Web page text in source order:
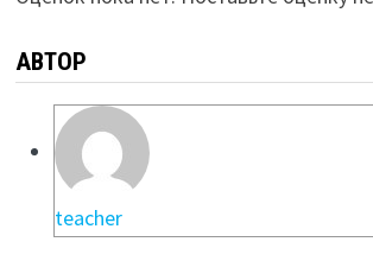
АВТОР
teacher